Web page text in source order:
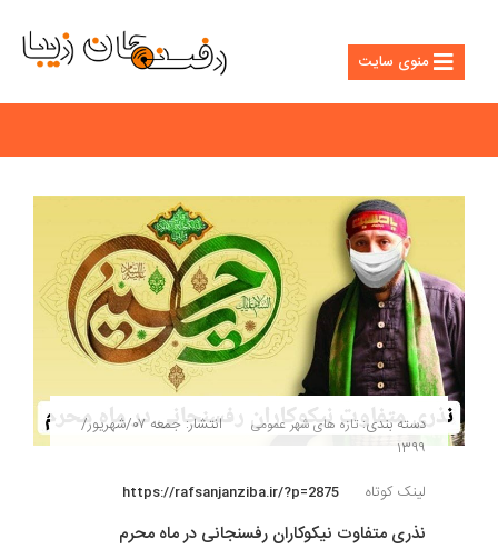
منوی سایت
دسته بندی: تازه های شهر عمومی
انتشار: جمعه ۰۷/شهریور/
۱۳۹۹
لینک کوتاه
https://rafsanjanziba.ir/?p=2875
نذری متفاوت نیکوکاران رفسنجانی در ماه محرم